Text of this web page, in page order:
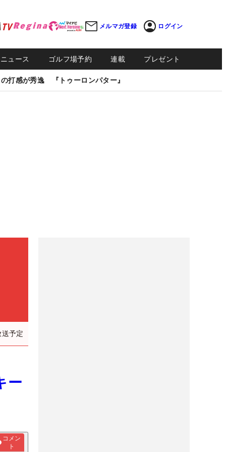
メルマガ登録 ログイン
ュース ゴルフ場予約 連載 プレゼント
打感が秀逸 『トゥーロンパター』
予定
ー
コメン
ト